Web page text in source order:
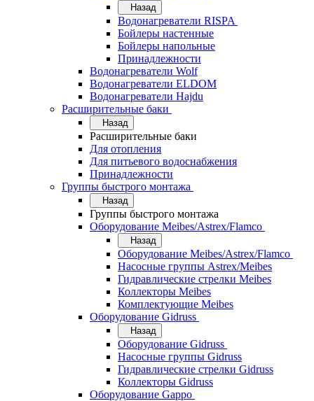
Назад
Водонагреватели RISPA
Бойлеры настенные
Бойлеры напольные
Принадлежности
Водонагреватели Wolf
Водонагреватели ELDOM
Водонагреватели Hajdu
Расширительные баки
Назад
Расширительные баки
Для отопления
Для питьевого водоснабжения
Принадлежности
Группы быстрого монтажа
Назад
Группы быстрого монтажа
Оборудование Meibes/Astrex/Flamco
Назад
Оборудование Meibes/Astrex/Flamco
Насосные группы Astrex/Meibes
Гидравлические стрелки Meibes
Коллекторы Meibes
Комплектующие Meibes
Оборудование Gidruss
Назад
Оборудование Gidruss
Насосные группы Gidruss
Гидравлические стрелки Gidruss
Коллекторы Gidruss
Оборудование Gappo